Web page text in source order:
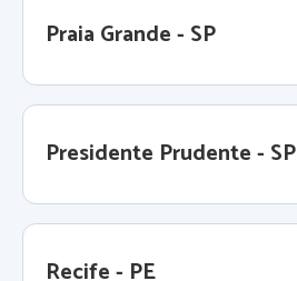
Praia Grande - SP
Presidente Prudente - SP
Recife - PE